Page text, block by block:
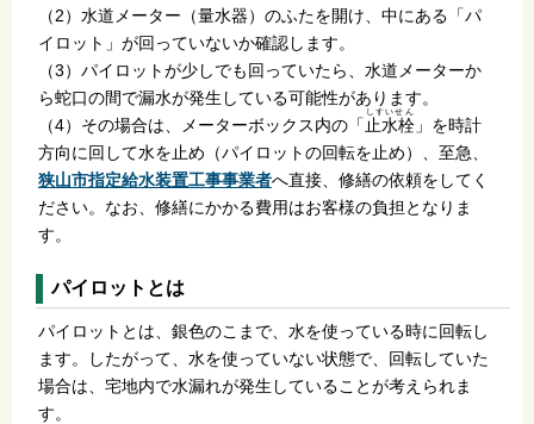
（2）水道メーター（量水器）のふたを開け、中にある「パ
イロット」が回っていないか確認します。
（3）パイロットが少しでも回っていたら、水道メーターか
ら蛇口の間で漏水が発生している可能性があります。
（4）その場合は、メーターボックス内の「 止水栓
しすいせん
」を時計
方向に回して水を止め（パイロットの回転を止め）、至急、
狭山市指定給水装置工事事業者へ直接、修繕の依頼をしてく
ださい。なお、修繕にかかる費用はお客様の負担となりま
す。
パイロットとは
パイロットとは、銀色のこまで、水を使っている時に回転し
ます。したがって、水を使っていない状態で、回転していた
場合は、宅地内で水漏れが発生していることが考えられま
す。